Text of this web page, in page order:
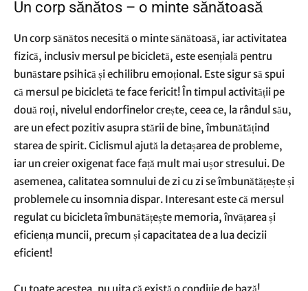
Un corp sănătos – o minte sănătoasă
Un corp sănătos necesită o minte sănătoasă, iar activitatea
fizică, inclusiv mersul pe bicicletă, este esențială pentru
bunăstare psihică și echilibru emoțional. Este sigur să spui
că mersul pe bicicletă te face fericit! În timpul activității pe
două roți, nivelul endorfinelor crește, ceea ce, la rândul său,
are un efect pozitiv asupra stării de bine, îmbunătățind
starea de spirit. Ciclismul ajută la detașarea de probleme,
iar un creier oxigenat face față mult mai ușor stresului. De
asemenea, calitatea somnului de zi cu zi se îmbunătățește și
problemele cu insomnia dispar. Interesant este că mersul
regulat cu bicicleta îmbunătățește memoria, învățarea și
eficiența muncii, precum și capacitatea de a lua decizii
eficient!